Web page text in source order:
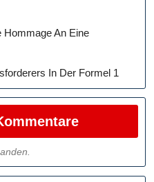
Hommage An Eine
In Der Formel 1